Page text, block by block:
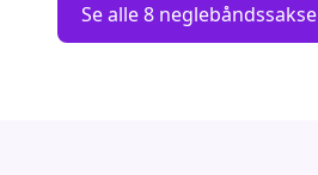
Se alle 8 neglebåndssakse